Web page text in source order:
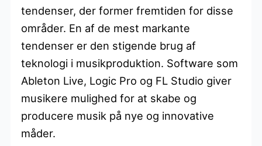
tendenser, der former fremtiden for disse
områder. En af de mest markante
tendenser er den stigende brug af
teknologi i musikproduktion. Software som
Ableton Live, Logic Pro og FL Studio giver
musikere mulighed for at skabe og
producere musik på nye og innovative
måder.